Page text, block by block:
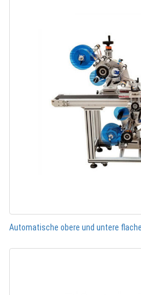
Automatische obere und untere